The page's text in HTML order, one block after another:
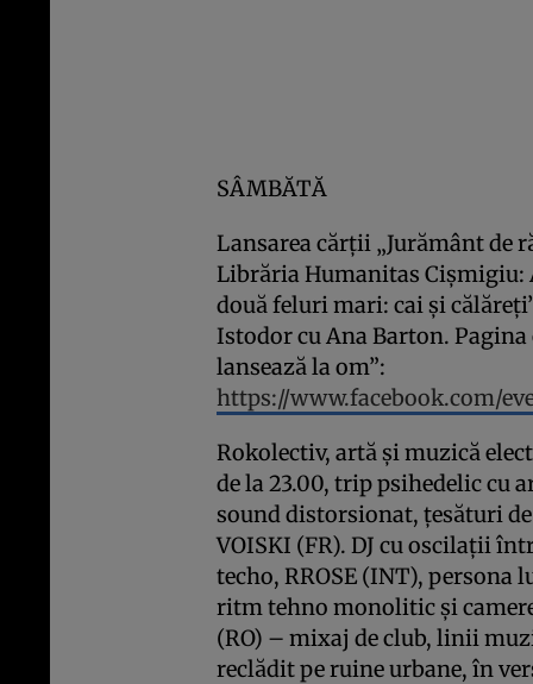
SÂMBĂTĂ
Lansarea cărţii „Jurământ de
Librăria Humanitas Cişmigiu:
două feluri mari: cai şi
Istodor cu Ana Barton.
lansează la om”:
https://www.facebook.com/
Rokolectiv, artă şi muzică
de la 23.00, trip psihedelic cu
sound distorsionat, ţesături
VOISKI (FR). DJ cu oscilaţii
techo, RROSE (INT), persona
ritm tehno monolitic şi
(RO) – mixaj de club, linii
reclădit pe ruine urbane, în